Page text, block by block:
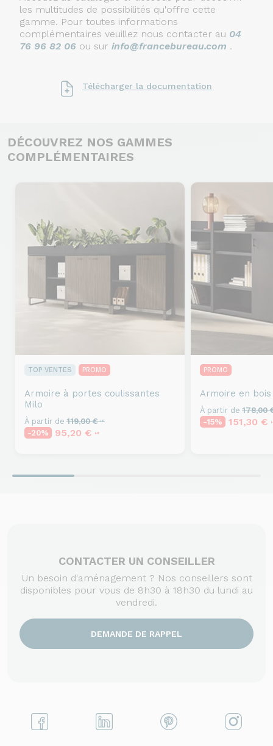
les multitudes de possibilités qu'offre cette
gamme. Pour toutes informations
complémentaires veuillez nous contacter au 04
76 96 82 06 ou sur info@francebureau.com .
Télécharger la documentation
DÉCOUVREZ NOS GAMMES
COMPLÉMENTAIRES
TOP VENTES PROMO
Armoire à portes coulissantes
Milo
À partir de 119,00 €HT
-20% 95,20 € HT
PROMO
Armoire en bois
À partir de 178,00
-15%
151,30 €
CONTACTER UN CONSEILLER
Un besoin d'aménagement ? Nos conseillers sont
disponibles pour vous de 8h30 à 18h30 du lundi au
vendredi.
DEMANDE DE RAPPEL